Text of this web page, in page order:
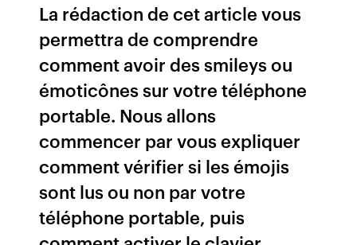
La rédaction de cet article vous
permettra de comprendre
comment avoir des smileys ou
émoticônes sur votre téléphone
portable. Nous allons
commencer par vous expliquer
comment vérifier si les émojis
sont lus ou non par votre
téléphone portable, puis